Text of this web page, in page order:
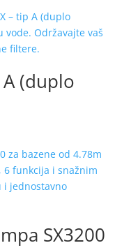
A (duplo
SX3200